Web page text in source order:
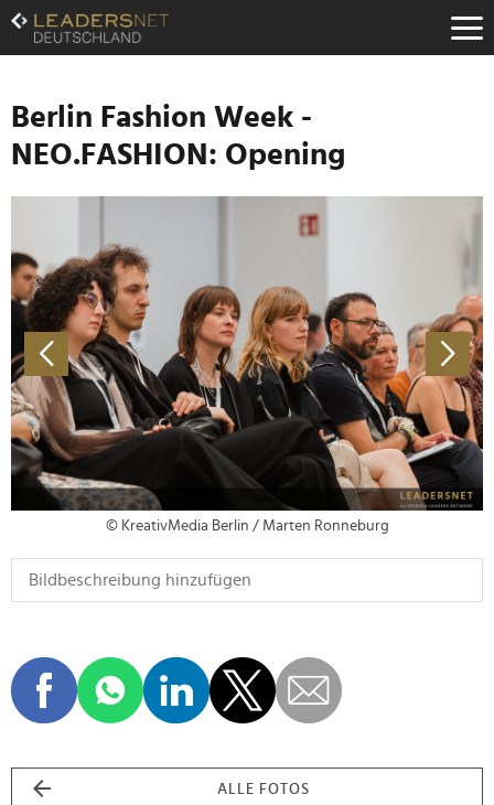
Zum
Inhalt
Zur
Navigation
Zur
Hauptnavigation
Berlin Fashion Week -
NEO.FASHION: Opening
© KreativMedia Berlin / Marten Ronneburg
ALLE FOTOS